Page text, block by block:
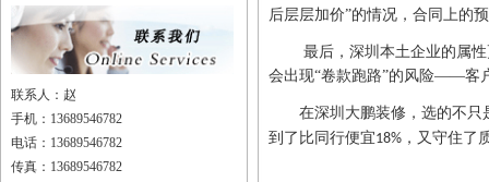
联系人：赵
手机：13689546782
电话：13689546782
传真：13689546782
后层层加价”的情况，合同上的
最后，深圳本土企业的属
会出现“卷款跑路”的风险——客
在深圳大鹏装修，选的不
到了比同行便宜18% ，又守住了